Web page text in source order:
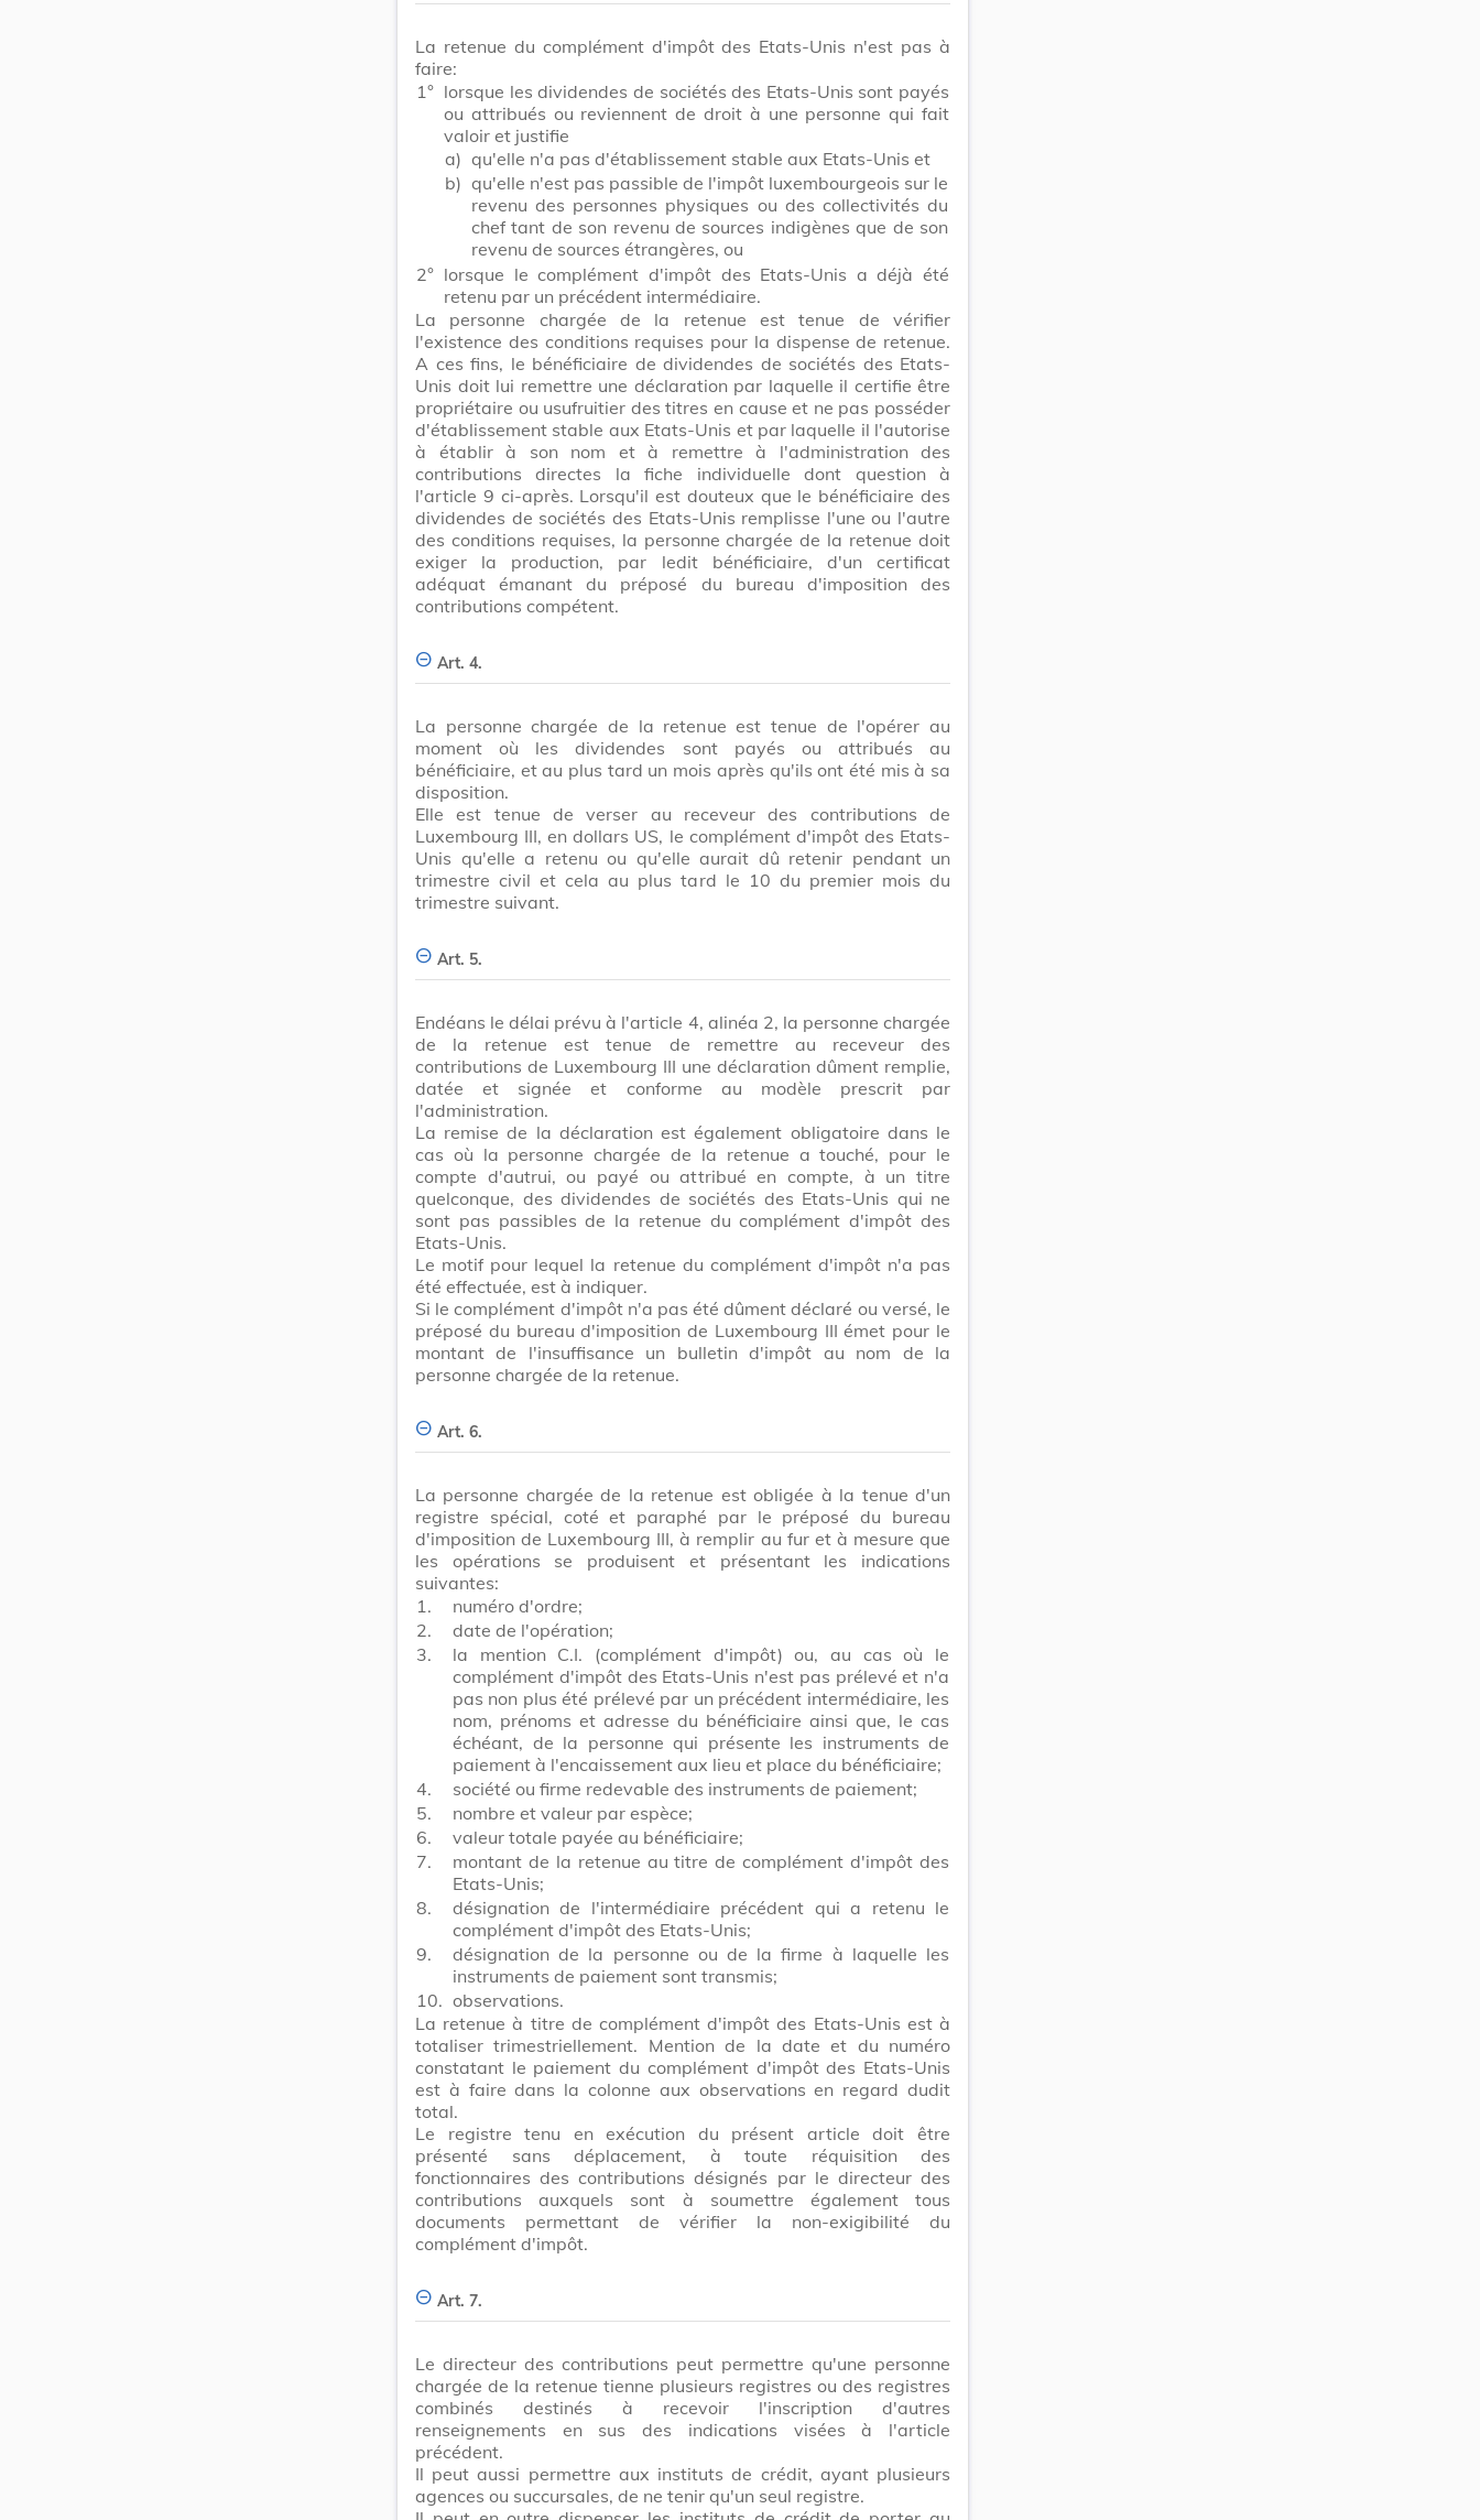
La retenue du complément d'impôt des Etats-Unis n'est pas à
faire:
1° lorsque les dividendes de sociétés des Etats-Unis sont payés
ou attribués ou reviennent de droit à une personne qui fait
valoir et justifie
a) qu'elle n'a pas d'établissement stable aux Etats-Unis et
b) qu'elle n'est pas passible de l'impôt luxembourgeois sur le
revenu des personnes physiques ou des collectivités du
chef tant de son revenu de sources indigènes que de son
revenu de sources étrangères, ou
2° lorsque le complément d'impôt des Etats-Unis a déjà été
retenu par un précédent intermédiaire.
La personne chargée de la retenue est tenue de vérifier
l'existence des conditions requises pour la dispense de retenue.
A ces fins, le bénéficiaire de dividendes de sociétés des Etats-
Unis doit lui remettre une déclaration par laquelle il certifie être
propriétaire ou usufruitier des titres en cause et ne pas posséder
d'établissement stable aux Etats-Unis et par laquelle il l'autorise
à établir à son nom et à remettre à l'administration des
contributions directes la fiche individuelle dont question à
l'article 9 ci-après. Lorsqu'il est douteux que le bénéficiaire des
dividendes de sociétés des Etats-Unis remplisse l'une ou l'autre
des conditions requises, la personne chargée de la retenue doit
exiger la production, par ledit bénéficiaire, d'un certificat
adéquat émanant du préposé du bureau d'imposition des
contributions compétent.
Art. 4.
La personne chargée de la retenue est tenue de l'opérer au
moment où les dividendes sont payés ou attribués au
bénéficiaire, et au plus tard un mois après qu'ils ont été mis à sa
disposition.
Elle est tenue de verser au receveur des contributions de
Luxembourg III, en dollars US, le complément d'impôt des Etats-
Unis qu'elle a retenu ou qu'elle aurait dû retenir pendant un
trimestre civil et cela au plus tard le 10 du premier mois du
trimestre suivant.
Art. 5.
Endéans le délai prévu à l'article 4, alinéa 2, la personne chargée
de la retenue est tenue de remettre au receveur des
contributions de Luxembourg III une déclaration dûment remplie,
datée et signée et conforme au modèle prescrit par
l'administration.
La remise de la déclaration est également obligatoire dans le
cas où la personne chargée de la retenue a touché, pour le
compte d'autrui, ou payé ou attribué en compte, à un titre
quelconque, des dividendes de sociétés des Etats-Unis qui ne
sont pas passibles de la retenue du complément d'impôt des
Etats-Unis.
Le motif pour lequel la retenue du complément d'impôt n'a pas
été effectuée, est à indiquer.
Si le complément d'impôt n'a pas été dûment déclaré ou versé, le
préposé du bureau d'imposition de Luxembourg III émet pour le
montant de l'insuffisance un bulletin d'impôt au nom de la
personne chargée de la retenue.
Art. 6.
La personne chargée de la retenue est obligée à la tenue d'un
registre spécial, coté et paraphé par le préposé du bureau
d'imposition de Luxembourg III, à remplir au fur et à mesure que
les opérations se produisent et présentant les indications
suivantes:
1.
numéro d'ordre;
2.
date de l'opération;
3.
la mention C.I. (complément d'impôt) ou, au cas où le
complément d'impôt des Etats-Unis n'est pas prélevé et n'a
pas non plus été prélevé par un précédent intermédiaire, les
nom, prénoms et adresse du bénéficiaire ainsi que, le cas
échéant, de la personne qui présente les instruments de
paiement à l'encaissement aux lieu et place du bénéficiaire;
4.
société ou firme redevable des instruments de paiement;
5.
nombre et valeur par espèce;
6.
valeur totale payée au bénéficiaire;
7.
montant de la retenue au titre de complément d'impôt des
Etats-Unis;
8.
désignation de l'intermédiaire précédent qui a retenu le
complément d'impôt des Etats-Unis;
9.
désignation de la personne ou de la firme à laquelle les
instruments de paiement sont transmis;
10. observations.
La retenue à titre de complément d'impôt des Etats-Unis est à
totaliser trimestriellement. Mention de la date et du numéro
constatant le paiement du complément d'impôt des Etats-Unis
est à faire dans la colonne aux observations en regard dudit
total.
Le registre tenu en exécution du présent article doit être
présenté sans déplacement, à toute réquisition des
fonctionnaires des contributions désignés par le directeur des
contributions auxquels sont à soumettre également tous
documents permettant de vérifier la non-exigibilité du
complément d'impôt.
Art. 7.
Le directeur des contributions peut permettre qu'une personne
chargée de la retenue tienne plusieurs registres ou des registres
combinés destinés à recevoir l'inscription d'autres
renseignements en sus des indications visées à l'article
précédent.
Il peut aussi permettre aux instituts de crédit, ayant plusieurs
agences ou succursales, de ne tenir qu'un seul registre.